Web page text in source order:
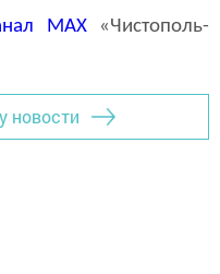
MAX«Чистополь-
новости